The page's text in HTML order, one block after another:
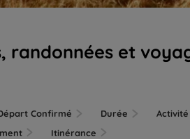
randonnées et
Confirmé Durée Activité
Itinérance